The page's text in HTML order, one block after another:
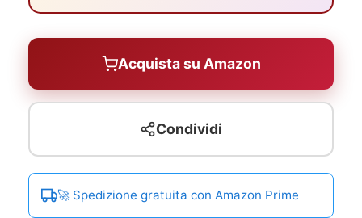
Acquista su Amazon
Condividi
🚀 Spedizione gratuita con Amazon Prime